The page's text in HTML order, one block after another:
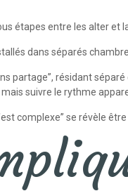
étapes entre les alter et
dans séparés
partage”, résidant
suivre le rythme
complexe” se révèle